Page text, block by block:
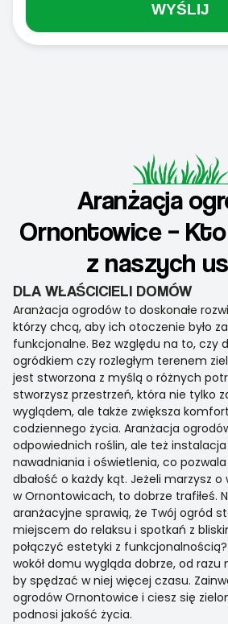
WYŚLIJ
Aranżacja
Ornontowice –
z naszych
DLA WŁAŚCICIELI DOMÓW
Aranżacja ogrodów to doskonałe
którzy chcą, aby ich otoczenie było
funkcjonalne. Bez względu na to, czy
ogródkiem czy rozległym terenem
jest stworzona z myślą o różnych
stworzysz przestrzeń, która nie tylko
wyglądem, ale także zwiększa
codziennego życia. Aranżacja
odpowiednich roślin, ale też
nawadniania i oświetlenia, co
dbałość o każdy kąt. Jeżeli marzysz
w Ornontowicach, to dobrze trafiłeś.
aranżacyjne sprawią, że Twój ogród
miejscem do relaksu i spotkań z
połączyć estetyki z
wokół domu wygląda dobrze, od
by spędzać w niej więcej czasu.
ogrodów Ornontowice i ciesz się
podnosi jakość życia.